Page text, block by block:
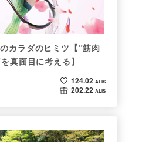
カラダのヒミツ【”筋肉
真面目に考える】
124.02 ALIS
202.22 ALIS